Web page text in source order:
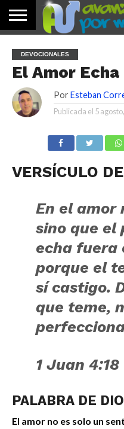
PALABRA
DE HOY
DEVOCIONALES
NOTICIAS
TESTIMONIOS
ORACIONES
SOBRE
NOSOTROS
IMÁGENES
DEVOCIONALES
El Amor
Por Esteban
Publicada el 5
VERSÍCULO
En el amor
sino que el
echa fuera
porque el
sí castigo.
que teme,
1 Juan 4:18
PALABRA DE
El amor no es solo un